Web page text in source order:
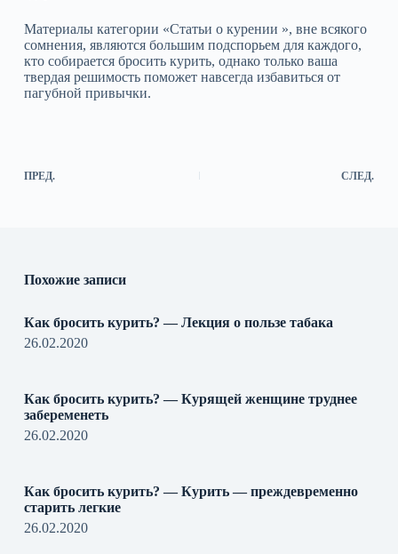
Материалы категории «Статьи о курении », вне всякого
сомнения, являются большим подспорьем для каждого,
кто собирается бросить курить, однако только ваша
твердая решимость поможет навсегда избавиться от
пагубной привычки.
ПРЕД. СЛЕД.
Похожие записи
Как бросить курить? — Лекция о пользе табака
26.02.2020
Как бросить курить? — Курящей женщине труднее
забеременеть
26.02.2020
Как бросить курить? — Курить — преждевременно
старить легкие
26.02.2020